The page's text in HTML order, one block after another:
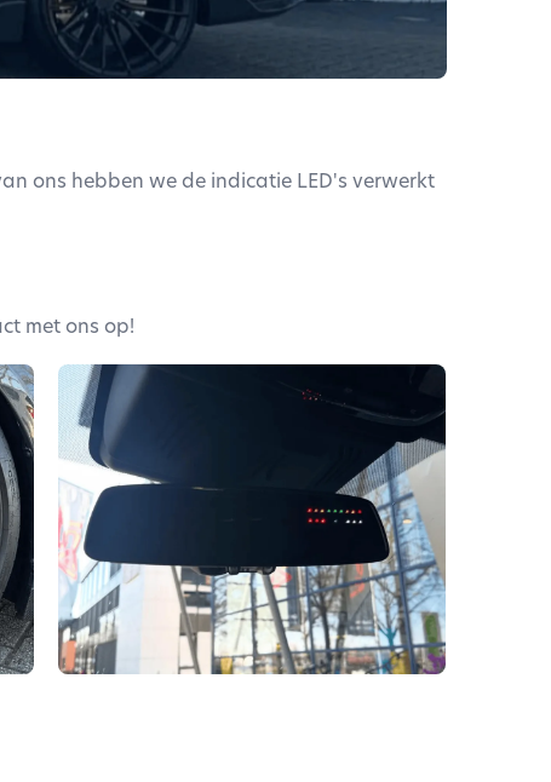
ons hebben we de indicatie LED's verwerkt
met ons op!